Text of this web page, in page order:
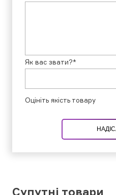
Як вас звати?*
Оцініть якість товару
Супутні товари